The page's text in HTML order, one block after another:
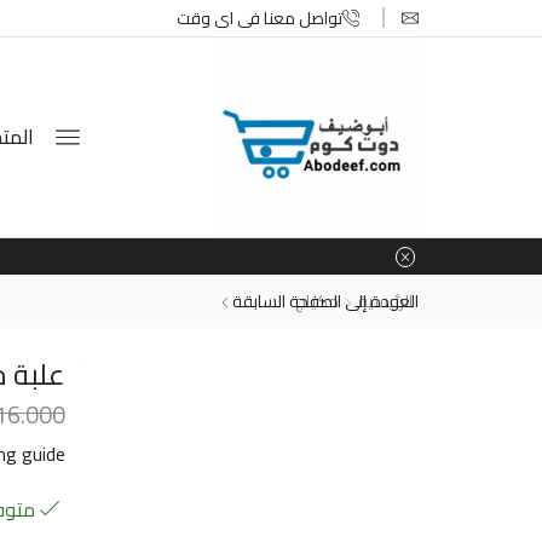
تواصل معنا في اي وقت
الرئيسية
مكياج
العودة إلى الصفحة السابقة
علبة
guide